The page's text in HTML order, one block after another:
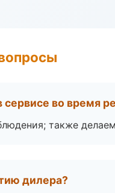
сервисе во время
также
дилера?